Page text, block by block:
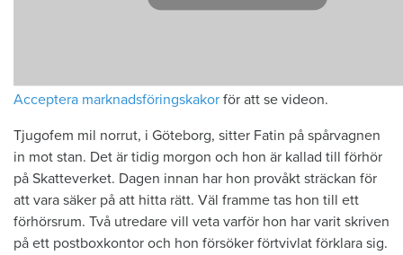
Acceptera marknadsföringskakor för att se videon.
Tjugofem mil norrut, i Göteborg, sitter Fatin på spårvagnen
in mot stan. Det är tidig morgon och hon är kallad till förhör
på Skatteverket. Dagen innan har hon provåkt sträckan för
att vara säker på att hitta rätt. Väl framme tas hon till ett
förhörsrum. Två utredare vill veta varför hon har varit skriven
på ett postboxkontor och hon försöker förtvivlat förklara sig.